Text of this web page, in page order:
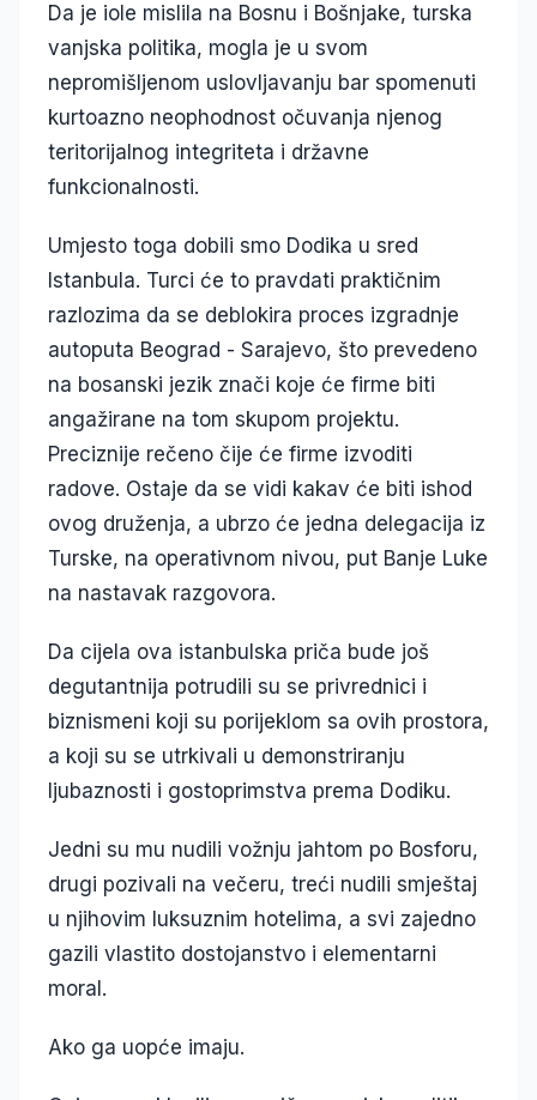
Da je iole mislila na Bosnu i Bošnjake, turska
vanjska politika, mogla je u svom
nepromišljenom uslovljavanju bar spomenuti
kurtoazno neophodnost očuvanja njenog
teritorijalnog integriteta i državne
funkcionalnosti.
Umjesto toga dobili smo Dodika u sred
Istanbula. Turci će to pravdati praktičnim
razlozima da se deblokira proces izgradnje
autoputa Beograd - Sarajevo, što prevedeno
na bosanski jezik znači koje će firme biti
angažirane na tom skupom projektu.
Preciznije rečeno čije će firme izvoditi
radove. Ostaje da se vidi kakav će biti ishod
ovog druženja, a ubrzo će jedna delegacija iz
Turske, na operativnom nivou, put Banje Luke
na nastavak razgovora.
Da cijela ova istanbulska priča bude još
degutantnija potrudili su se privrednici i
biznismeni koji su porijeklom sa ovih prostora,
a koji su se utrkivali u demonstriranju
ljubaznosti i gostoprimstva prema Dodiku.
Jedni su mu nudili vožnju jahtom po Bosforu,
drugi pozivali na večeru, treći nudili smještaj
u njihovim luksuznim hotelima, a svi zajedno
gazili vlastito dostojanstvo i elementarni
moral.
Ako ga uopće imaju.